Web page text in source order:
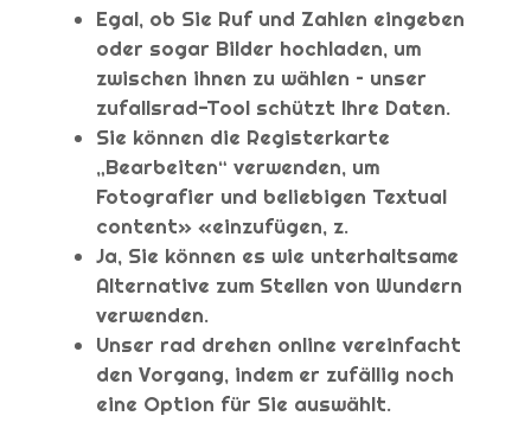
Egal, ob Sie Ruf und Zahlen eingeben
oder sogar Bilder hochladen, um
zwischen ihnen zu wählen – unser
zufallsrad-Tool schützt Ihre Daten.
Sie können die Registerkarte
„Bearbeiten“ verwenden, um
Fotografier und beliebigen Textual
content» «einzufügen, z.
Ja, Sie können es wie unterhaltsame
Alternative zum Stellen von Wundern
verwenden.
Unser rad drehen online vereinfacht
den Vorgang, indem er zufällig noch
eine Option für Sie auswählt.